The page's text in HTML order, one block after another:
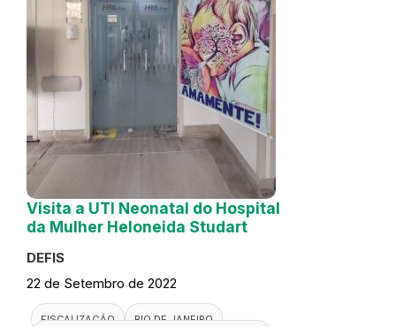
Visita a UTI Neonatal do Hospital
da Mulher Heloneida Studart
DEFIS
22 de Setembro de 2022
FISCALIZAÇÃO
RIO DE JANEIRO